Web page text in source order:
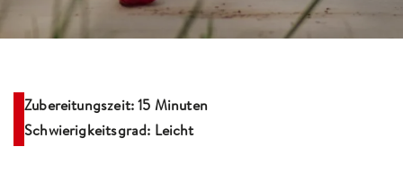
Zubereitungszeit: 15 Minuten
Schwierigkeitsgrad: Leicht